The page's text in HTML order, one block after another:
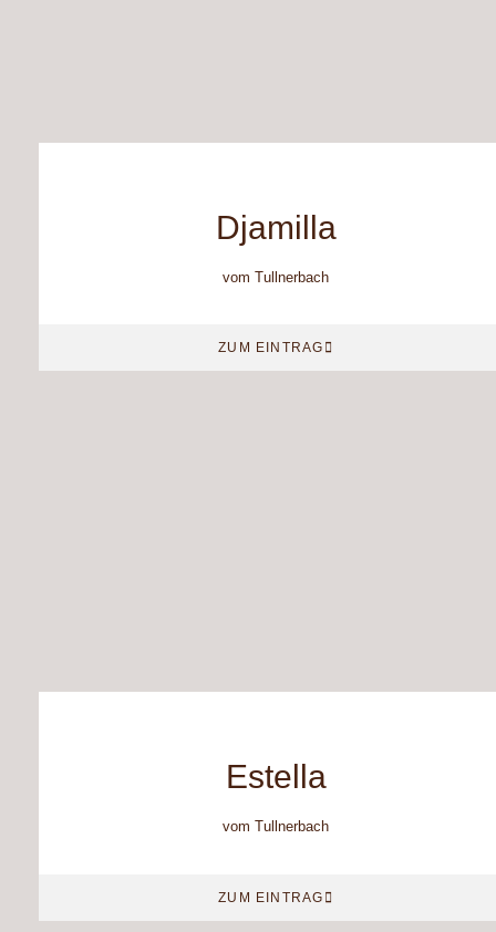
Djamilla
vom Tullnerbach
ZUM EINTRAG
Estella
vom Tullnerbach
ZUM EINTRAG